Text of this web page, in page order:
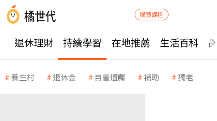
購買課程
退休理財 持續學習 在地推薦 生活百科
養生村 退休金 自書遺囑 補助 獨老